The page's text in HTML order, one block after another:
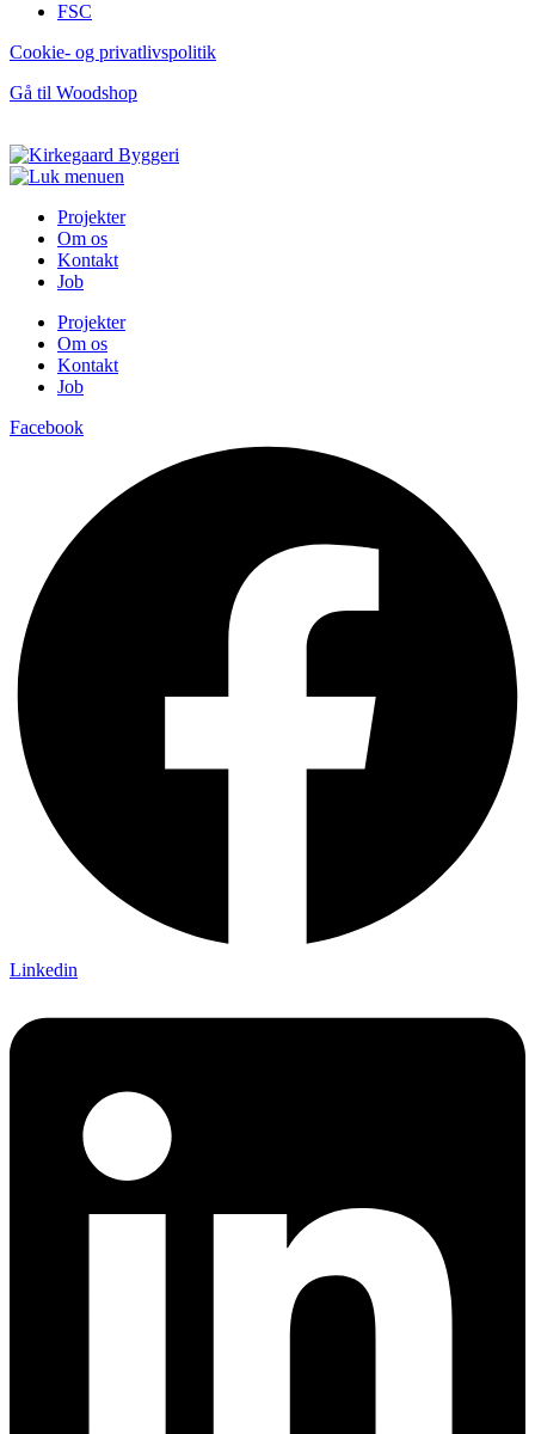
FSC
Cookie- og privatlivspolitik
Gå til Woodshop
Projekter
Om os
Kontakt
Job
Projekter
Om os
Kontakt
Job
Facebook
Linkedin